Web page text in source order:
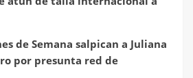
de Semana salpican a Juliana
por presunta red de